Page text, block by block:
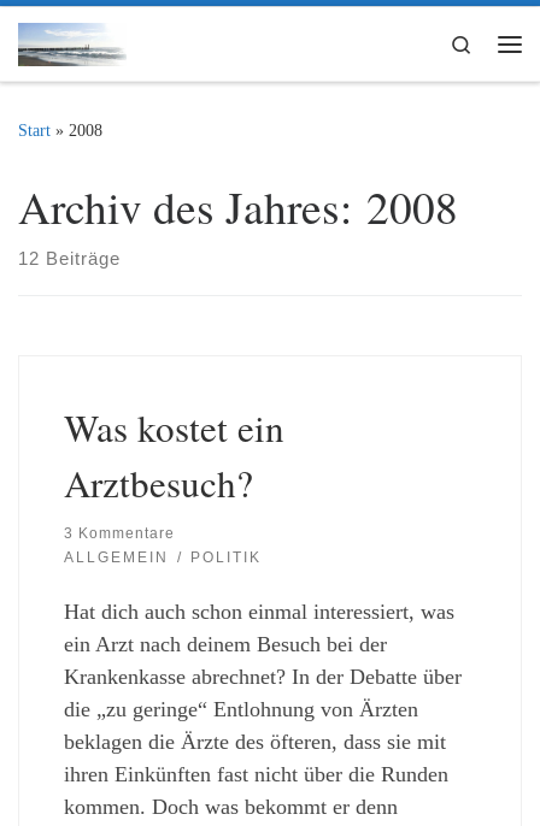
Zum Inhalt springen
Search
Start » 2008
Archiv des Jahres: 2008
12 Beiträge
Was kostet ein
Arztbesuch?
3 Kommentare
ALLGEMEIN
POLITIK
Hat dich auch schon einmal interessiert, was
ein Arzt nach deinem Besuch bei der
Krankenkasse abrechnet? In der Debatte über
die „zu geringe“ Entlohnung von Ärzten
beklagen die Ärzte des öfteren, dass sie mit
ihren Einkünften fast nicht über die Runden
kommen. Doch was bekommt er denn